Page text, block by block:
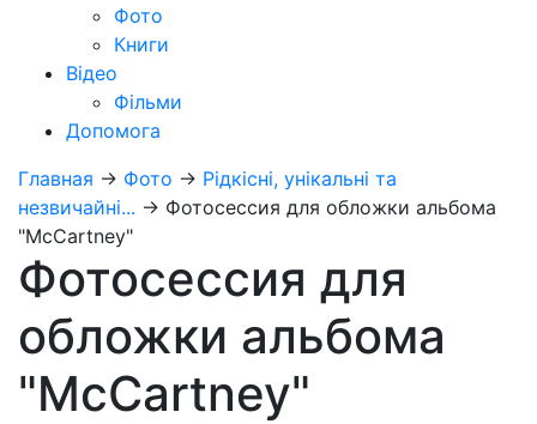
Фото
Книги
Відео
Фільми
Допомога
Главная → Фото → Рідкісні, унікальні та
незвичайні... → Фотосессия для обложки альбома
"McCartney"
Фотосессия для
обложки альбома
"McCartney"